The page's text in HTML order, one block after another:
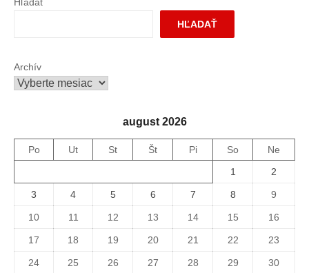
HĽADAŤ
Archív
august 2026
Po Ut St Št Pi So
Ne
1
2
3 4 5 6 7 8 9
10 11 12 13 14 15 16
17 18 19 20 21 22 23
24 25 26 27 28 29 30